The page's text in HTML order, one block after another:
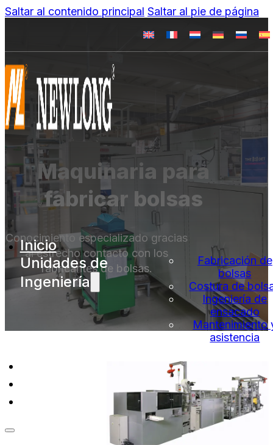
Saltar al contenido principal Saltar al pie de página
Inicio
Unidades de
Ingeniería
Fabricación de
bolsas
Costura de
Ingeniería de
ensacado
Mantenimiento
asistencia
Maquinaria para
fabricar bolsas
Conocimiento especializado gracias
al estrecho contacto con los
fabricantes de bolsas.